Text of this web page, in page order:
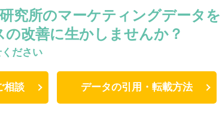
究所のマーケティングデータを
改善に生かしませんか？
ださい
相談 データの引用・転載方法